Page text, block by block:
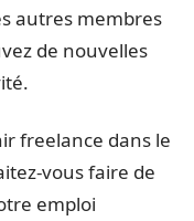
autres membres
de nouvelles
freelance dans le
vous faire de
emploi